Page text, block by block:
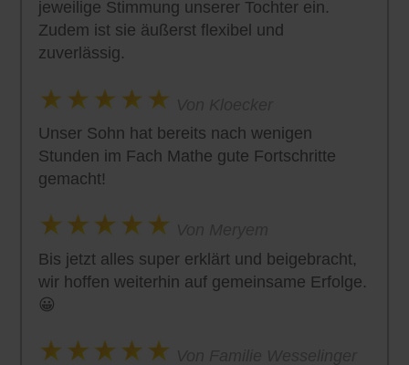
jeweilige Stimmung unserer Tochter ein.
Zudem ist sie äußerst flexibel und
zuverlässig.
Unser Sohn hat bereits nach wenigen
Stunden im Fach Mathe gute Fortschritte
gemacht!
Bis jetzt alles super erklärt und beigebracht,
wir hoffen weiterhin auf gemeinsame Erfolge.
😀